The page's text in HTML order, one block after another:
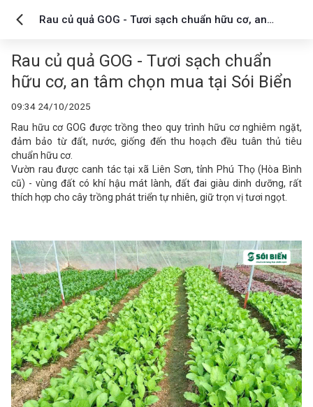
Rau củ quả GOG - Tươi sạch chuẩn hữu cơ, an
Rau củ quả GOG - Tươi sạch chuẩn
hữu cơ, an tâm chọn mua tại Sói Biển
09:34 24/10/2025
Rau hữu cơ GOG được trồng theo quy trình hữu cơ nghiêm ngặt,
đảm bảo từ đất, nước, giống đến thu hoạch đều tuân thủ tiêu
chuẩn hữu cơ.
Vườn rau được canh tác tại xã Liên Sơn, tỉnh Phú Thọ (Hòa Bình
cũ) - vùng đất có khí hậu mát lành, đất đai giàu dinh dưỡng, rất
thích hợp cho cây trồng phát triển tự nhiên, giữ trọn vị tươi ngọt.